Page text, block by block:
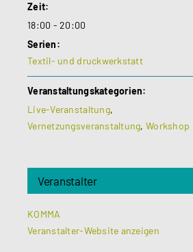
Zeit:
18:00 - 20:00
Serien:
Textil- und druckwerkstatt
Veranstaltungskategorien:
Live-Veranstaltung,
Vernetzungsveranstaltung,Workshop
Veranstalter
KOMMA
Veranstalter-Website anzeigen